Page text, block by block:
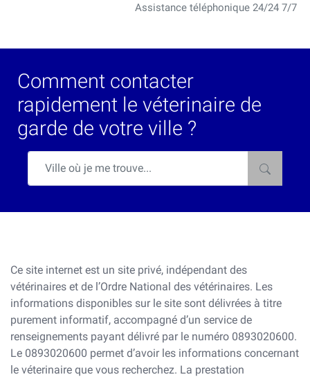
Assistance téléphonique 24/24 7/7
Comment contacter
rapidement le véterinaire de
garde de votre ville ?
Ce site internet est un site privé, indépendant des
vétérinaires et de l’Ordre National des vétérinaires. Les
informations disponibles sur le site sont délivrées à titre
purement informatif, accompagné d’un service de
renseignements payant délivré par le numéro 0893020600.
Le 0893020600 permet d’avoir les informations concernant
le véterinaire que vous recherchez. La prestation